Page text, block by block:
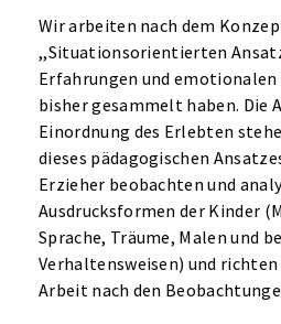
Wir arbeiten nach dem
,,Situationsorientierten
Erfahrungen und emotionalen
bisher gesammelt haben. Die
Einordnung des Erlebten
dieses pädagogischen
Erzieher beobachten und
Ausdrucksformen der Kinder
Sprache, Träume, Malen und
Verhaltensweisen) und
Arbeit nach den